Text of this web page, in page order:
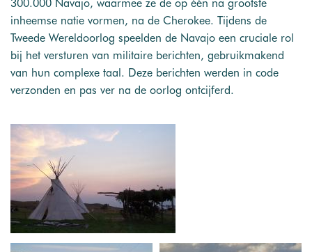
300.000 Navajo, waarmee ze de op één na grootste
inheemse natie vormen, na de Cherokee. Tijdens de
Tweede Wereldoorlog speelden de Navajo een cruciale rol
bij het versturen van militaire berichten, gebruikmakend
van hun complexe taal. Deze berichten werden in code
verzonden en pas ver na de oorlog ontcijferd.